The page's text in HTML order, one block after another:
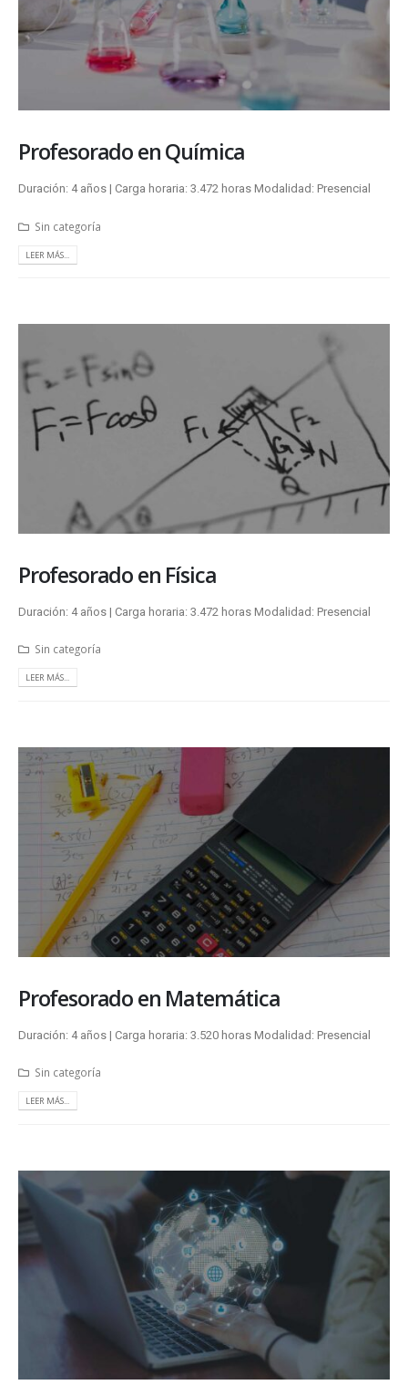
Profesorado en Química
Duración: 4 años | Carga horaria: 3.472 horas Modalidad: Presencial
Sin categoría
LEER MÁS...
Profesorado en Física
Duración: 4 años | Carga horaria: 3.472 horas Modalidad: Presencial
Sin categoría
LEER MÁS...
Profesorado en Matemática
Duración: 4 años | Carga horaria: 3.520 horas Modalidad: Presencial
Sin categoría
LEER MÁS...